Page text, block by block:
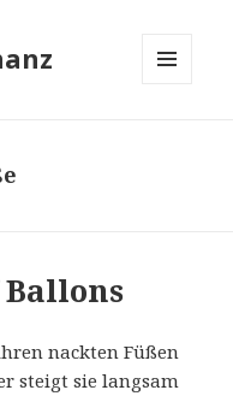
nackten Füßen
steigt sie langsam